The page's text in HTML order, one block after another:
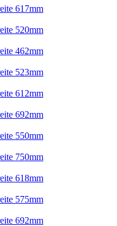
617mm
520mm
462mm
523mm
612mm
692mm
550mm
750mm
618mm
575mm
692mm